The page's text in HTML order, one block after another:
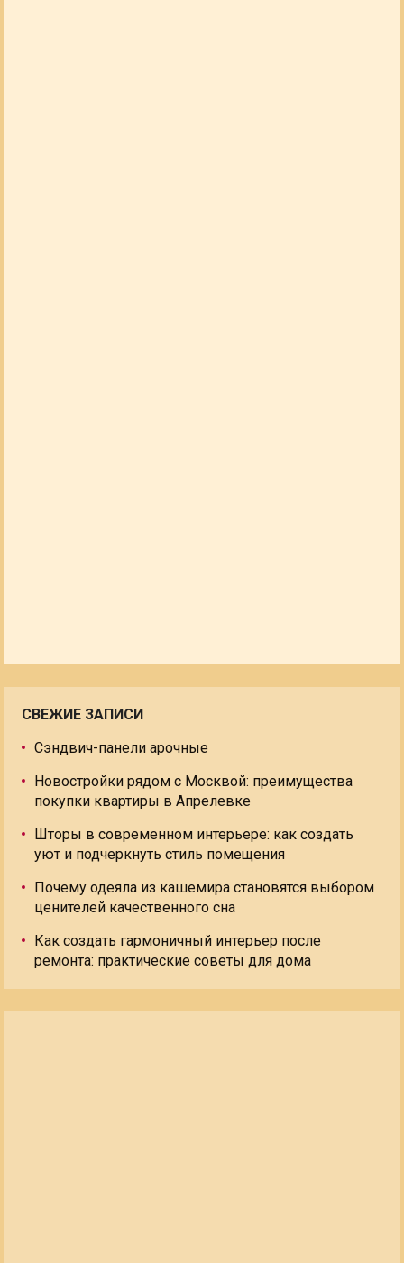
СВЕЖИЕ ЗАПИСИ
Сэндвич-панели арочные
Новостройки рядом с Москвой: преимущества
покупки квартиры в Апрелевке
Шторы в современном интерьере: как создать
уют и подчеркнуть стиль помещения
Почему одеяла из кашемира становятся выбором
ценителей качественного сна
Как создать гармоничный интерьер после
ремонта: практические советы для дома